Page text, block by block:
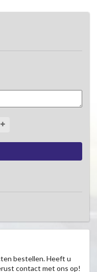
bestellen. Heeft u
contact met ons op!